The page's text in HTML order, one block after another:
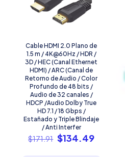
precio
actual
$965.34.
Cable HDMI 2.0 Plano de
1.5 m / 4K@60Hz / HDR /
3D / HEC (Canal Ethernet
HDMI) / ARC (Canal de
Retorno de Audio / Color
Profundo de 48 bits /
Audio de 32 canales /
HDCP /Audio Dolby True
HD 7.1 / 18 Gbps /
Estañado y Triple Blindaje
/ Anti Interfer
$171.91 El
precio
$134.49El